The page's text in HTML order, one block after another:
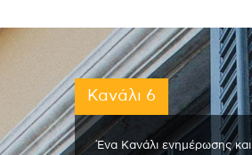
Κανάλι 6
Ένα Κανάλι ενημέρωσης και